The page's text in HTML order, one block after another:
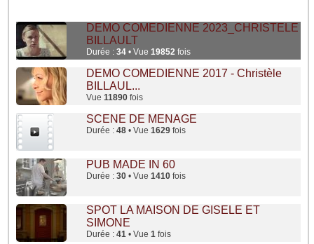
DEMO COMEDIENNE 2023_CHRISTELE
BILLAULT
Durée :34 • Vue19852 fois
DEMO COMEDIENNE 2017 - Christèle
BILLAUL...
Vue11890 fois
SCENE DE MENAGE
Durée :48 • Vue1629 fois
PUB MADE IN 60
Durée :30 • Vue1410 fois
SPOT LA MAISON DE GISELE ET
SIMONE
Durée :41 • Vue1 fois